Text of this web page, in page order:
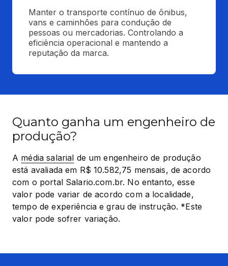
Manter o transporte contínuo de ônibus,
vans e caminhões para condução de
pessoas ou mercadorias. Controlando a
eficiência operacional e mantendo a
reputação da marca.
Quanto ganha um engenheiro de
produção?
A média salarial de um engenheiro de produção
está avaliada em R$ 10.582,75 mensais, de acordo
com o portal Salario.com.br. No entanto, esse
valor pode variar de acordo com a localidade,
tempo de experiência e grau de instrução. *Este
valor pode sofrer variação.